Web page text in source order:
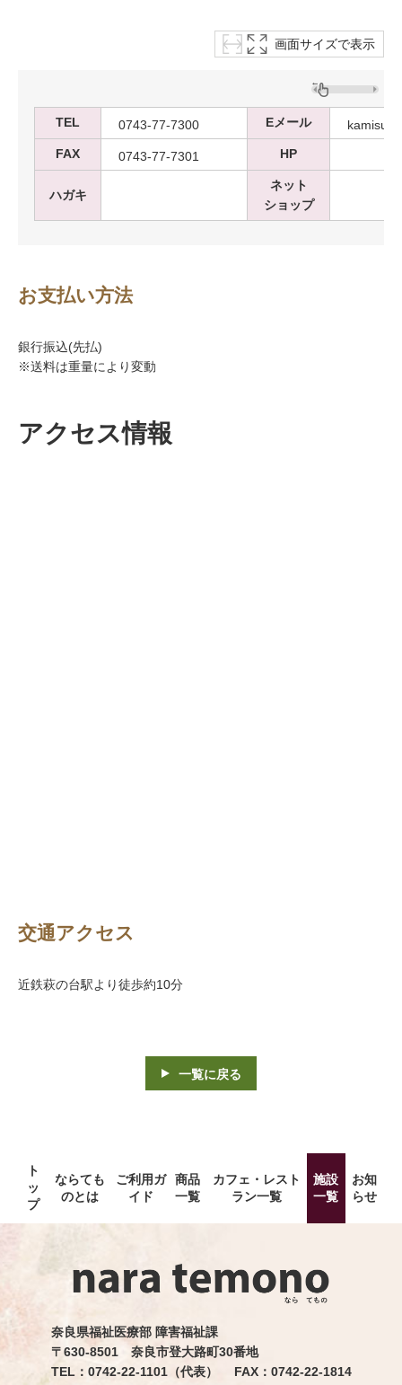
画面サイズで表示
TEL 0743-77-7300 Eメール
FAX
0743-77-7301 HP
ハガキ
ネット
ショップ
お支払い方法
銀行振込(先払)
※送料は重量により変動
アクセス情報
交通アクセス
近鉄萩の台駅より徒歩約10分
一覧に戻る
ト
ッ
プ
ならても
のとは
ご利用ガ
イド
商品
一覧
カフェ・レスト
ラン一覧
施設
一覧
お知
らせ
奈良県福祉医療部 障害福祉課
〒630-8501 奈良市登大路町30番地
TEL：0742-22-1101（代表） FAX：0742-22-1814